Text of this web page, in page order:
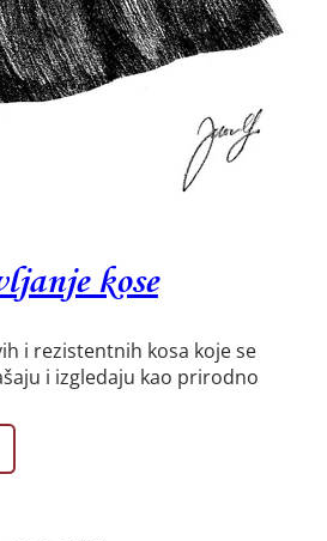
kose
i rezistentnih kosa koje se
i izgledaju kao prirodno